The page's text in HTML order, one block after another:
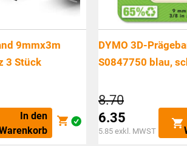
9mmx3m
3 Stück
In den
DYMO 3D-
S0847750 blau,
8.70
Preis
war:
CHF8.70
6.35
Aktueller
5.85 exkl. MWST